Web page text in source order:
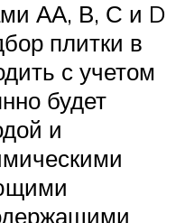
АА, В, С и D
плитки в
с учетом
будет
и